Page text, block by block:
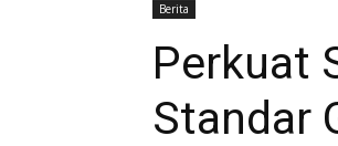
Berita
Perkuat
Standar